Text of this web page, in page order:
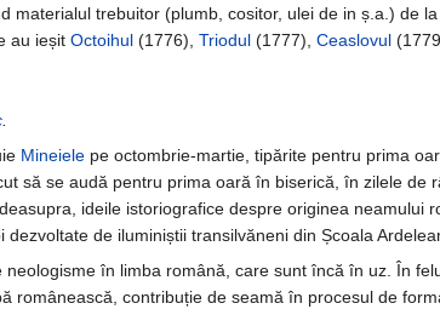
materialul trebuitor (plumb, cositor, ulei de in ș.a.) de
au ieșit Octoihul (1776), Triodul (1777), Ceaslovul
Mineiele pe octombrie-martie, tipărite pentru prima
să se audă pentru prima oară în biserică, în zilele de
ideile istoriografice despre originea
de iluminiștii transilvăneni din Școala
în limba română, care sunt încă în uz. În
românească, contribuție de seamă în procesul de